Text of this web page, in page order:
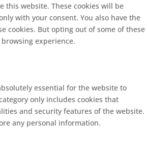
this website. These cookies will be
with your consent. You also have the
cookies. But opting out of some of these
experience.
essential for the website to
only includes cookies that
and security features of the website.
any personal information.